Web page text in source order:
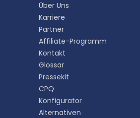
Über Uns
Karriere
Partner
Affiliate-Programm
Kontakt
Glossar
Pressekit
CPQ
Konfigurator
Alternativen